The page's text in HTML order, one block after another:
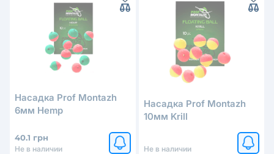
Насадка Prof Montazh
6мм Hemp
40.1 грн
Не в наличии
Насадка Prof Montazh
10мм Krill
Не в наличии